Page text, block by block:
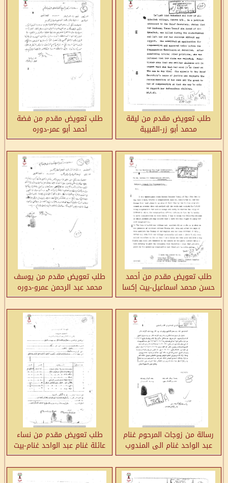
طلب تعويض مقدم من ليقة
محمد أبو زر-القبيبة
طلب تعويض مقدم من فضة
أحمد أبو عمر-دوره
طلب تعويض مقدم من أحمد
حسن محمد اسماعيل-بيت إكسا
طلب تعويض مقدم من يوسف
محمد عبد الرحمن عمرو-دوره
رسالة من زوجات المرحوم غنام
عبد الواحد غنام الى المندوب
السامي بخصوص رفض طلب
التعويض عن وفاة زوجهم
طلب تعويض مقدم من نساء
عائلة غنام عبد الواحد غنام-بيت
جبرين